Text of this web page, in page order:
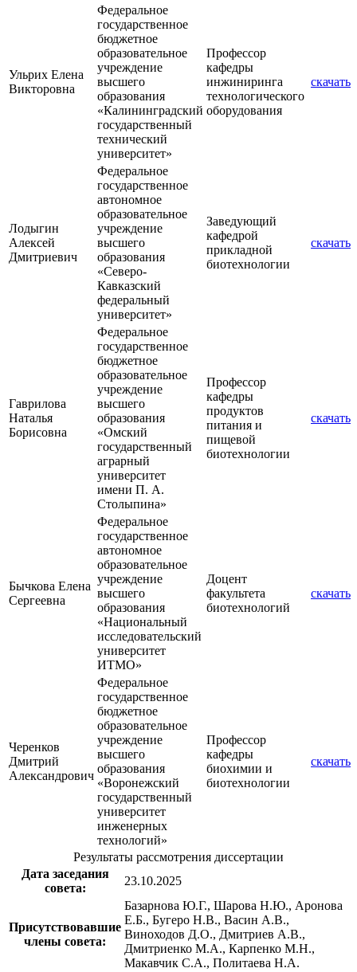
Ульрих Елена
Викторовна
Федеральное
государственное
бюджетное
образовательное
учреждение
высшего
образования
«Калининградский
государственный
технический
университет»
Профессор
кафедры
инжиниринга
технологического
оборудования
скачать
Лодыгин
Алексей
Дмитриевич
Федеральное
государственное
автономное
образовательное
учреждение
высшего
образования
«Северо-
Кавказский
федеральный
университет»
Заведующий
кафедрой
прикладной
биотехнологии
скачать
Гаврилова
Наталья
Борисовна
Федеральное
государственное
бюджетное
образовательное
учреждение
высшего
образования
«Омский
государственный
аграрный
университет
имени П. А.
Столыпина»
Профессор
кафедры
продуктов
питания и
пищевой
биотехнологии
скачать
Бычкова Елена
Сергеевна
Федеральное
государственное
автономное
образовательное
учреждение
высшего
образования
«Национальный
исследовательский
университет
ИТМО»
Доцент
факультета
биотехнологий
скачать
Черенков
Дмитрий
Александрович
Федеральное
государственное
бюджетное
образовательное
учреждение
высшего
образования
«Воронежский
государственный
университет
инженерных
технологий»
Профессор
кафедры
биохимии и
биотехнологии
скачать
Результаты рассмотрения диссертации
Дата заседания
совета:
23.10.2025
Присутствовавшие
члены совета:
Базарнова Ю.Г., Шарова Н.Ю., Аронова
Е.Б., Бугеро Н.В., Васин А.В.,
Виноходов Д.О., Дмитриев А.В.,
Дмитриенко М.А., Карпенко М.Н.,
Макавчик С.А., Политаева Н.А.